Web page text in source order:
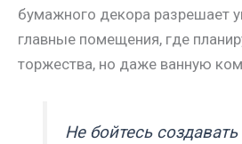
бумажного декора разрешает
главные помещения, где
торжества, но даже ванную
Не бойтесь создавать